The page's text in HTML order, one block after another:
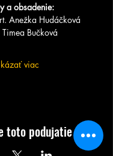
a obsadenie:
Anežka Hudáčková
Bučková
viac
toto podujatie